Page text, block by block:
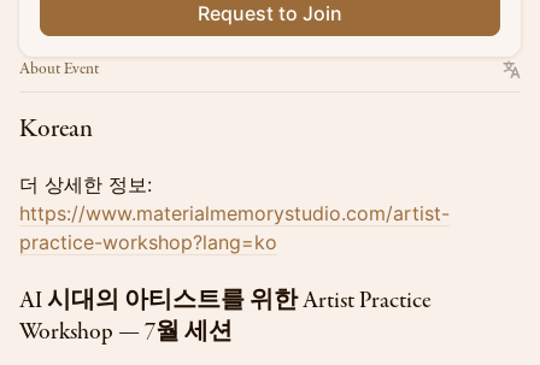
Request to Join
About Event
Korean
더 상세한 정보:
https://www.materialmemorystudio.com/artist-
practice-workshop?lang=ko
AI 시대의 아티스트를 위한 Artist Practice
Workshop — 7월 세션